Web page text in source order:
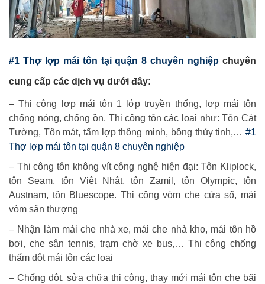
#1 Thợ lợp mái tôn tại quận 8 chuyên nghiệp chuyên
cung cấp các dịch vụ dưới đây:
– Thi công lợp mái tôn 1 lớp truyền thống, lợp mái tôn
chống nóng, chống ồn. Thi công tôn các loại như: Tôn Cát
Tường, Tôn mát, tấm lợp thông minh, bông thủy tinh,… #1
Thợ lợp mái tôn tại quận 8 chuyên nghiệp
– Thi công tôn không vít công nghệ hiện đại: Tôn Kliplock,
tôn Seam, tôn Việt Nhật, tôn Zamil, tôn Olympic, tôn
Austnam, tôn Bluescope. Thi công vòm che cửa sổ, mái
vòm sân thượng
– Nhận làm mái che nhà xe, mái che nhà kho, mái tôn hồ
bơi, che sân tennis, trạm chờ xe bus,… Thi công chống
thấm dột mái tôn các loại
– Chống dột, sửa chữa thi công, thay mới mái tôn che bãi